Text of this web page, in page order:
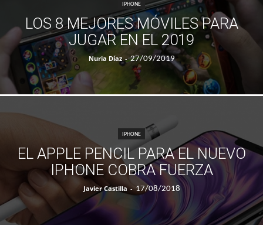
IPHONE
LOS 8 MEJORES MÓVILES PARA
JUGAR EN EL 2019
Nuria Díaz - 27/09/2019
IPHONE
EL APPLE PENCIL PARA EL NUEVO
IPHONE COBRA FUERZA
Javier Castilla - 17/08/2018